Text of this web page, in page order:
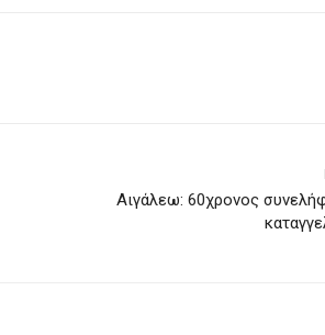
Αιγάλεω: 60χρονος